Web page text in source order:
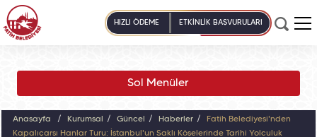
HIZLI ÖDEME ETKİNLİK BAŞVURULARI
Sol Menüler
Anasayfa Kurumsal Güncel Haberler
Fatih Belediyesi'nden
Kapalıçarşı Hanlar Turu: İstanbul'un Saklı Köşelerinde Tarihî Yolculuk